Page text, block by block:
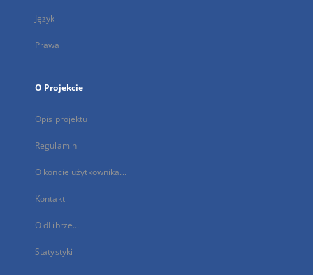
Język
Prawa
O Projekcie
Opis projektu
Regulamin
O koncie użytkownika...
Kontakt
O dLibrze...
Statystyki